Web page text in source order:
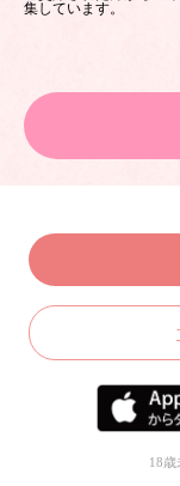
集しています。
18歳